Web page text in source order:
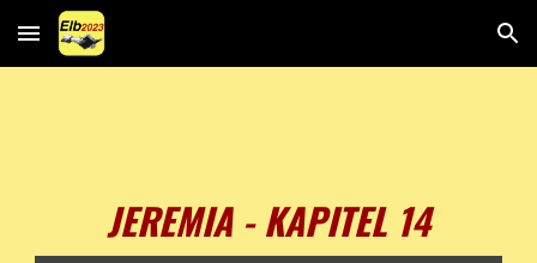
Skip to main content Skip to navigation
JEREMIA - KAPITEL 14